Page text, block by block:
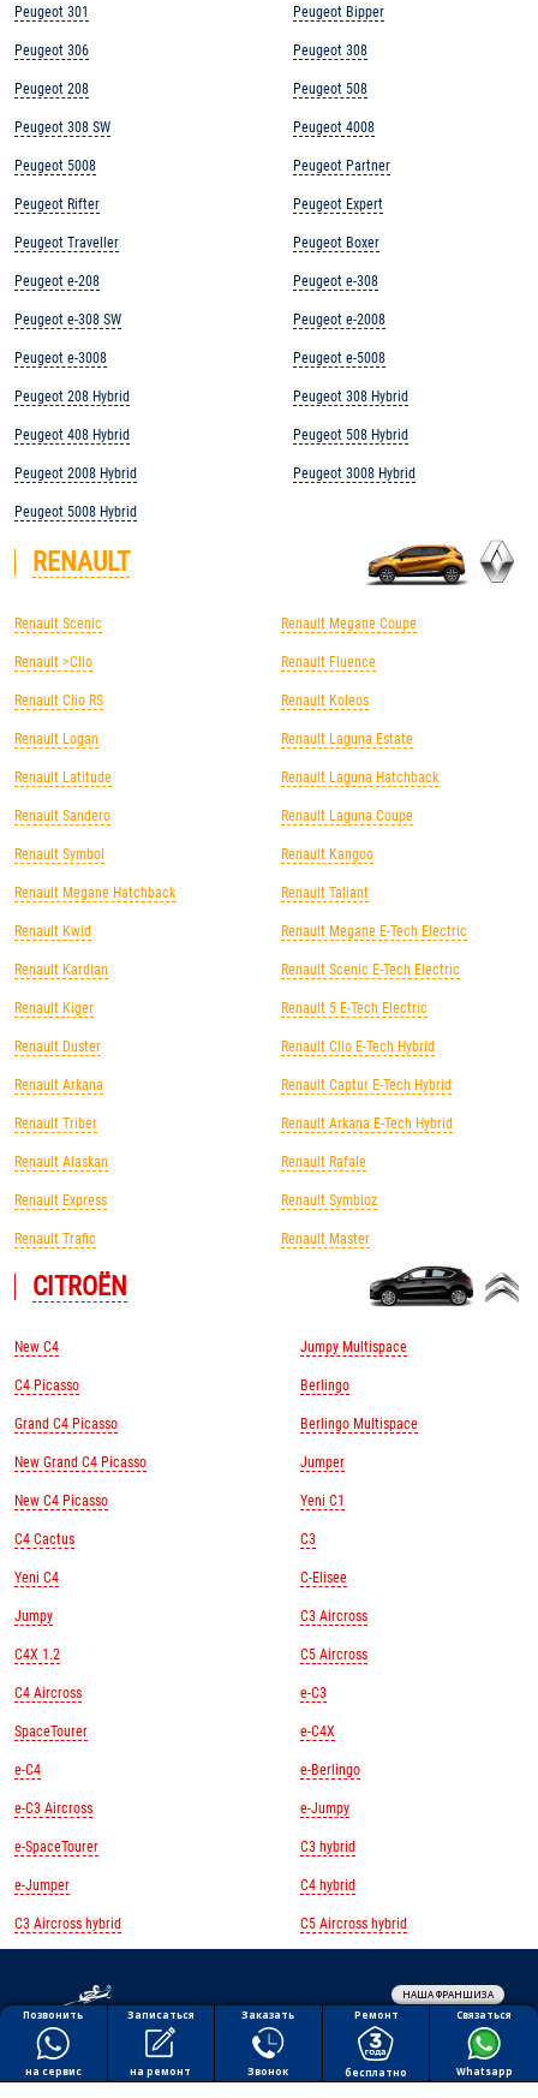
Peugeot 301
Peugeot 306
Peugeot 208
Peugeot 308 SW
Peugeot 5008
Peugeot Rifter
Peugeot Traveller
Peugeot e-208
Peugeot e-308 SW
Peugeot e-3008
Peugeot 208 Hybrid
Peugeot 408 Hybrid
Peugeot 2008 Hybrid
Peugeot 5008 Hybrid
Peugeot Bipper
Peugeot 308
Peugeot 508
Peugeot 4008
Peugeot Partner
Peugeot Expert
Peugeot Boxer
Peugeot e-308
Peugeot e-2008
Peugeot e-5008
Peugeot 308 Hybrid
Peugeot 508 Hybrid
Peugeot 3008 Hybrid
RENAULT
Renault Scenic
Renault >Clio
Renault Clio RS
Renault Logan
Renault Latitude
Renault Sandero
Renault Symbol
Renault Megane Hatchback
Renault Kwid
Renault Kardian
Renault Kiger
Renault Duster
Renault Arkana
Renault Triber
Renault Alaskan
Renault Express
Renault Trafic
Renault Megane Coupe
Renault Fluence
Renault Koleos
Renault Laguna Estate
Renault Laguna Hatchback
Renault Laguna Coupe
Renault Kangoo
Renault Taliant
Renault Megane E-Tech Electric
Renault Scenic E-Tech Electric
Renault 5 E-Tech Electric
Renault Clio E-Tech Hybrid
Renault Captur E-Tech Hybrid
Renault Arkana E-Tech Hybrid
Renault Rafale
Renault Symbioz
Renault Master
CITROЁN
New C4
C4 Picasso
Grand C4 Picasso
New Grand C4 Picasso
New C4 Picasso
C4 Cactus
Yeni C4
Jumpy
C4X 1.2
C4 Aircross
SpaceTourer
e-C4
e-C3 Aircross
e-SpaceTourer
e-Jumper
C3 Aircross hybrid
Jumpy Multispace
Berlingo
Berlingo Multispace
Jumper
Yeni C1
C3
C-Elisee
C3 Aircross
C5 Aircross
e-C3
e-C4X
e-Berlingo
e-Jumpy
C3 hybrid
C4 hybrid
C5 Aircross hybrid
НАША ФРАНШИЗА
Обработка персональных данных
Политика конфиденциальности
Полезная информация
Все права защищены © 2026 АВТОПИЛОТ
Позвонить
на сервис
Записаться
на ремонт
Заказать
Звонок
Ремонт
бесплатно
Связаться
Whatsapp